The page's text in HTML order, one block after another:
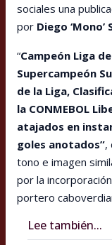
sociales una
por Diego ‘Mono’
“Campeón Liga
Supercampeón
de la Liga,
la CONMEBOL
atajados en
goles anotados”,
tono e imagen
por la
portero
Lee también...